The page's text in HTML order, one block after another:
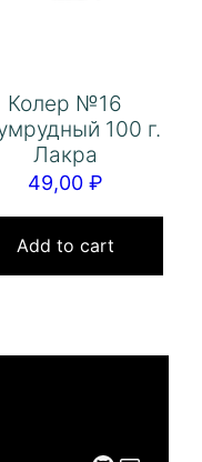
Колер №16
100 г.
Лакра
49,00 ₽
Add to cart